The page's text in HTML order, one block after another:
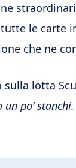
le carte
che ne
lotta
po’